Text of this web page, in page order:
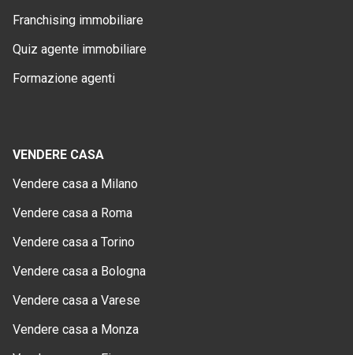
Franchising immobiliare
Quiz agente immobiliare
Formazione agenti
VENDERE CASA
Vendere casa a Milano
Vendere casa a Roma
Vendere casa a Torino
Vendere casa a Bologna
Vendere casa a Varese
Vendere casa a Monza